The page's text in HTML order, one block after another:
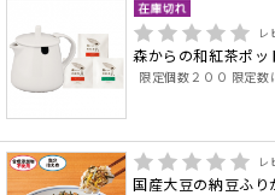
レ
森からの和紅茶ポッ
限定個数２００ 限定
レ
国産大豆の納豆ふり